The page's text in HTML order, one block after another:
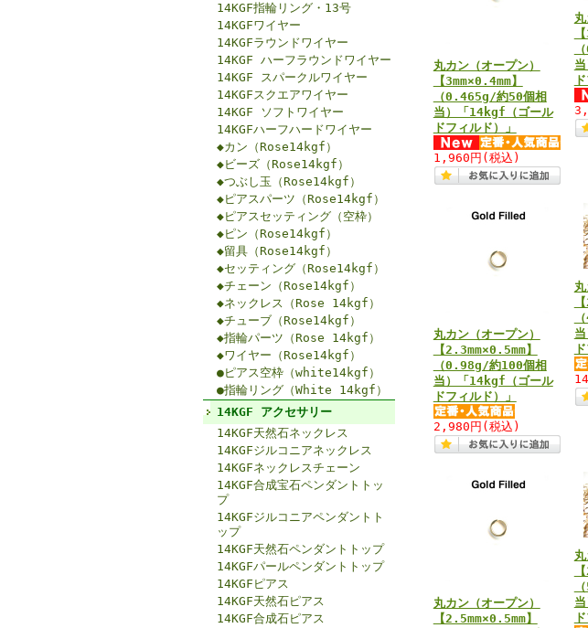
14KGF指輪リング・13号
14KGFワイヤー
14KGFラウンドワイヤー
14KGF ハーフラウンドワイヤー
14KGF スパークルワイヤー
14KGFスクエアワイヤー
14KGF ソフトワイヤー
14KGFハーフハードワイヤー
◆カン（Rose14kgf）
◆ビーズ（Rose14kgf）
◆つぶし玉（Rose14kgf）
◆ピアスパーツ（Rose14kgf）
◆ピアスセッティング（空枠）
◆ピン（Rose14kgf）
◆留具（Rose14kgf）
◆セッティング（Rose14kgf）
◆チェーン（Rose14kgf）
◆ネックレス（Rose 14kgf）
◆チューブ（Rose14kgf）
◆指輪パーツ（Rose 14kgf）
◆ワイヤー（Rose14kgf）
●ピアス空枠（white14kgf）
●指輪リング（White 14kgf）
14KGF アクセサリー
14KGF天然石ネックレス
14KGFジルコニアネックレス
14KGFネックレスチェーン
14KGF合成宝石ペンダントトッ
プ
14KGFジルコニアペンダントト
ップ
14KGF天然石ペンダントトップ
14KGFパールペンダントトップ
14KGFピアス
14KGF天然石ピアス
14KGF合成石ピアス
丸カン（オープン）
【3mm×0.4mm】
（0.465g/約50個相
当）「14kgf（ゴール
ドフィルド）」
1,960円 (税込)
丸カン（オープン）
【2.3mm×0.5mm】
（0.98g/約100個相
当）「14kgf（ゴール
ドフィルド）」
2,980円 (税込)
丸カン（オープン）
【2.5mm×0.5mm】